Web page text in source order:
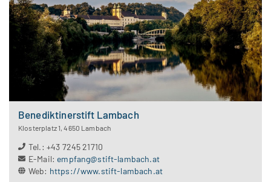
Benediktinerstift Lambach
Klosterplatz 1,4650 Lambach
Tel.: +43 7245 21710
E-Mail: empfang@stift-lambach.at
Web: https://www.stift-lambach.at